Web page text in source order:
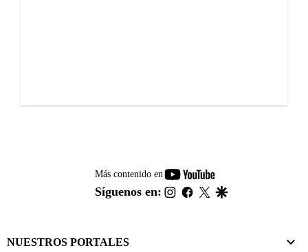
Más contenido en
youtube-
footer
Síguenos en: instagram
facebook
twitter
NUESTROS PORTALES